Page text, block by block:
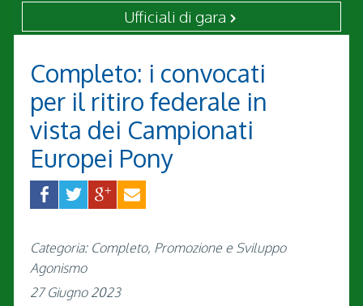
Ufficiali di gara
Completo: i convocati
per il ritiro federale in
vista dei Campionati
Europei Pony
Categoria: Completo, Promozione e Sviluppo
Agonismo
27 Giugno 2023